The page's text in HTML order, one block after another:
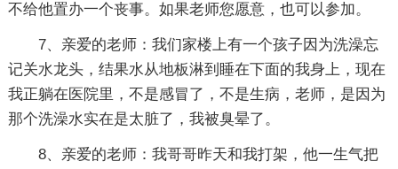
不给他置办一个丧事。如果老师您愿意，也可以参加。
7、亲爱的老师：我们家楼上有一个孩子因为洗澡忘
记关水龙头，结果水从地板淋到睡在下面的我身上，现在
我正躺在医院里，不是感冒了，不是生病，老师，是因为
那个洗澡水实在是太脏了，我被臭晕了。
8、亲爱的老师：我哥哥昨天和我打架，他一生气把